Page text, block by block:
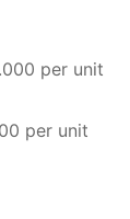
per unit
per unit